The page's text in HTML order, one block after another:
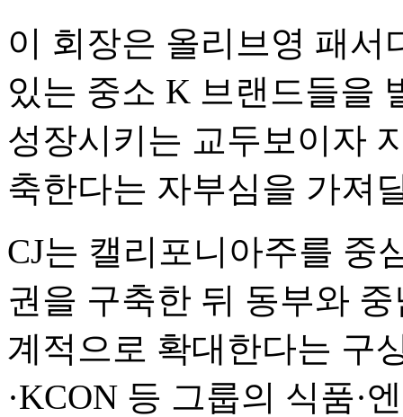
이 회장은 올리브영 패
있는 중소 K 브랜드들을
성장시키는 교두보이자
축한다는 자부심을 가져
CJ는 캘리포니아주를 중
권을 구축한 뒤 동부와
계적으로 확대한다는 구
·KCON 등 그룹의 식품·